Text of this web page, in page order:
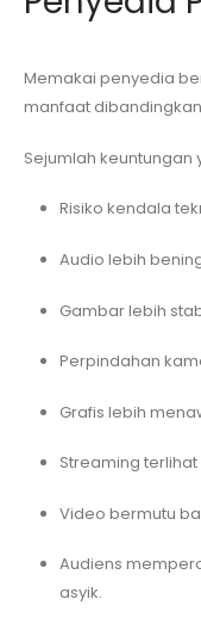
Memakai penyedia
manfaat
Sejumlah keuntungan
Risiko kendala
Audio lebih
Gambar lebih
Perpindahan
Grafis lebih
Streaming
Video bermutu
Audiens
asyik.